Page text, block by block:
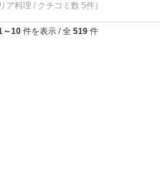
ア料理 / クチコミ数 5件）
～10 件を表示 / 全 519 件